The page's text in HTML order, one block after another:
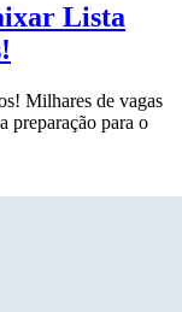
Lista
Milhares de vagas
preparação para o